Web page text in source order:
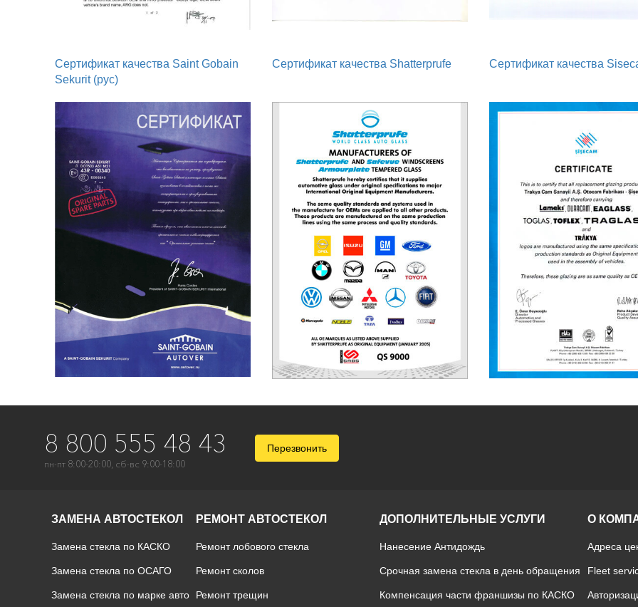
Сертификат качества Saint Gobain
Sekurit (рус)
Сертификат качества Shatterprufe Сертификат качества
8 800 555 48 43
пн-пт 8:00-20:00, сб-вс 9:00-18:00
Перезвонить
ЗАМЕНА АВТОСТЕКОЛ
Замена стекла по КАСКО
Замена стекла по ОСАГО
Замена стекла по марке авто
РЕМОНТ АВТОСТЕКОЛ
Ремонт лобового стекла
Ремонт сколов
Ремонт трещин
ДОПОЛНИТЕЛЬНЫЕ УСЛУГИ
Нанесение Антидождь
Срочная замена стекла в день обращения
Компенсация части франшизы по КАСКО
О
Адреса
Fleet